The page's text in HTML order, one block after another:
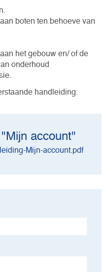
boten ten behoeve van
het gebouw en/ of de
onderhoud
handleiding.
account"
Mijn-account.pdf